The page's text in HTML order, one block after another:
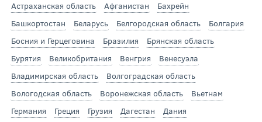
Астраханская область
Афганистан
Бахрейн
Башкортостан
Беларусь Белгородская область
Болгария
Босния и Герцеговина
Бразилия
Брянская область
Бурятия
Великобритания Венгрия
Венесуэла
Владимирская область
Волгоградская область
Вологодская область
Воронежская область
Вьетнам
Германия
Греция Грузия Дагестан
Дания